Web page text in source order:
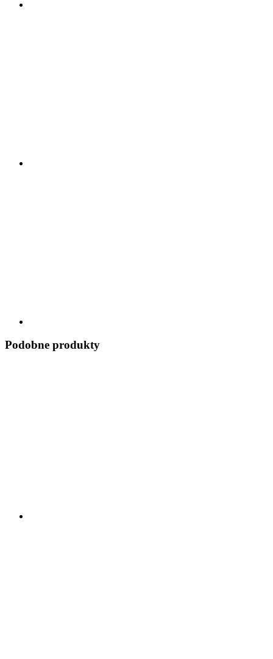
Podobne produkty